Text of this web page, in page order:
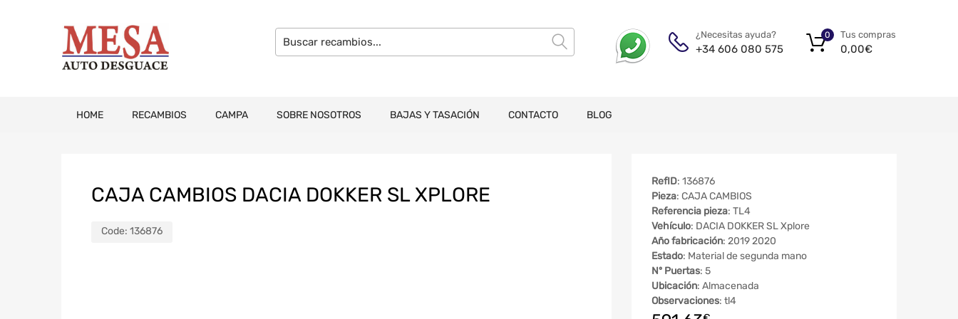
¿Necesitas ayuda?
+34 606 080 575
Tus compras
0,00€
0
HOME RECAMBIOS CAMPA SOBRE NOSOTROS BAJAS Y TASACIÓN CONTACTO BLOG
CAJA CAMBIOS DACIA DOKKER SL XPLORE
Code: 136876
RefID: 136876
Pieza: CAJA CAMBIOS
Referencia pieza: TL4
Vehículo: DACIA DOKKER SL Xplore
Año fabricación: 2019 2020
Estado: Material de segunda mano
Nº Puertas: 5
Ubicación: Almacenada
Observaciones: tl4